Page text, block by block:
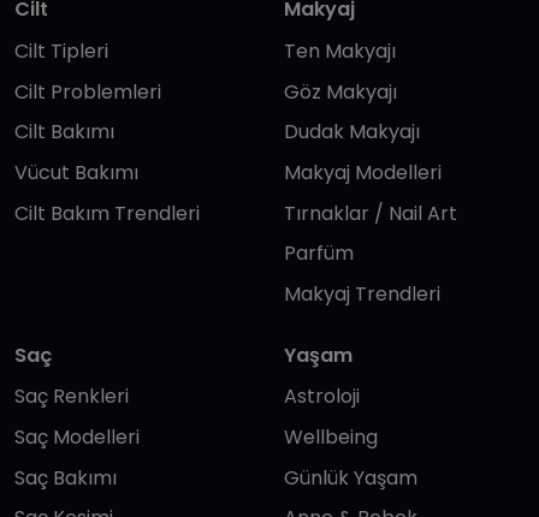
Cilt
Cilt Tipleri
Cilt Problemleri
Cilt Bakımı
Vücut Bakımı
Cilt Bakım Trendleri
Makyaj
Ten Makyajı
Göz Makyajı
Dudak Makyajı
Makyaj Modelleri
Tırnaklar / Nail Art
Parfüm
Makyaj Trendleri
Saç
Saç Renkleri
Saç Modelleri
Saç Bakımı
Yaşam
Astroloji
Wellbeing
Günlük Yaşam